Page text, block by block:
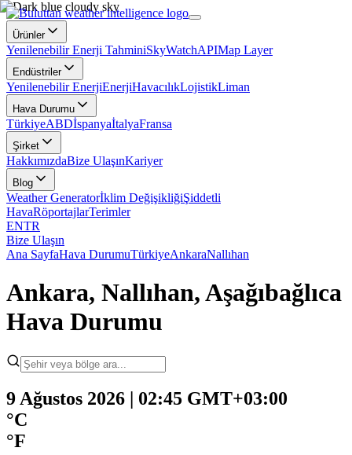
Ürünler
Yenilenebilir Enerji TahminiSkyWatchAPIMap Layer
Endüstriler
Yenilenebilir EnerjiEnerjiHavacılıkLojistikLiman
Hava Durumu
TürkiyeABDİspanyaİtalyaFransa
Şirket
HakkımızdaBize UlaşınKariyer
Blog
Weather Generatorİklim DeğişikliğiŞiddetli
HavaRöportajlarTerimler
ENTR
Bize Ulaşın
Ana SayfaHava DurumuTürkiyeAnkaraNallıhan
Ankara, Nallıhan, Aşağıbağlıca
Hava Durumu
9 Ağustos 2026 | 02:45 GMT+03:00
°C
°F